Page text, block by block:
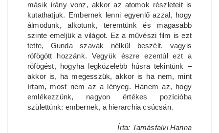
másik irány vonz, akkor az atomok részleteit is
kutathatjuk. Embernek lenni egyenlő azzal, hogy
álmodunk, alkotunk, teremtünk és magasabb
szinte emeljük a világot. Ez a művészi film is ezt
tette, Gunda szavak nélkül beszélt, vagyis
röfögött hozzánk. Vegyük észre ezentúl ezt a
röfögést, hogyha legközelebb húsra tekintünk –
akkor is, ha megesszük, akkor is ha nem, mint
írtam, most nem az a lényeg. Hanem az, hogy
emlékezzünk, nagyon értékes pozícióba
születtünk: embernek, a hierarchia csúcsán.
Írta: Tamásfalvi Hanna